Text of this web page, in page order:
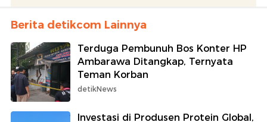
Berita detikcom Lainnya
Terduga Pembunuh Bos Konter HP
Ambarawa Ditangkap, Ternyata
Teman Korban
detikNews
Investasi di Produsen Protein Global,